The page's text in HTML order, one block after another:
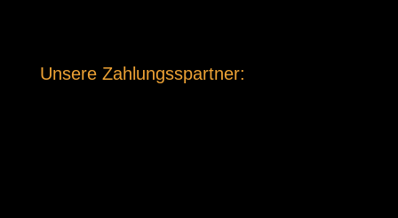
Unsere Zahlungsspartner: